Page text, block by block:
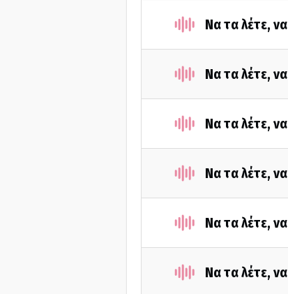
Να τα λέτε,
Nα τα λέτε,
Να τα λέτε,
Να τα λέτε,
Να τα λέτε,
Να τα λέτε,